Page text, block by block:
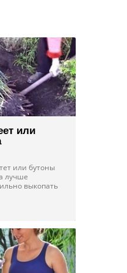
прищипнуть
деревья в
провести
или
или бутоны
лучше
выкопать